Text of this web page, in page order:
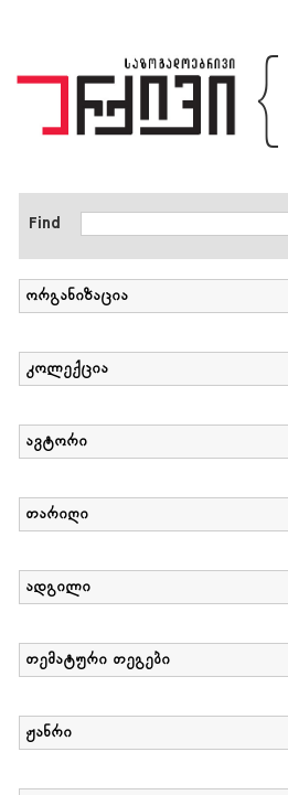
{
Find
ორგანიზაცია
კოლექცია
ავტორი
თარიღი
ადგილი
თემატური თეგები
ჟანრი